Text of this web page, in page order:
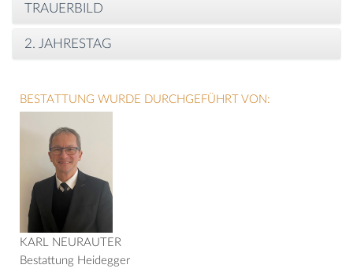
TRAUERBILD
2. JAHRESTAG
BESTATTUNG WURDE DURCHGEFÜHRT VON:
KARL NEURAUTER
Bestattung Heidegger